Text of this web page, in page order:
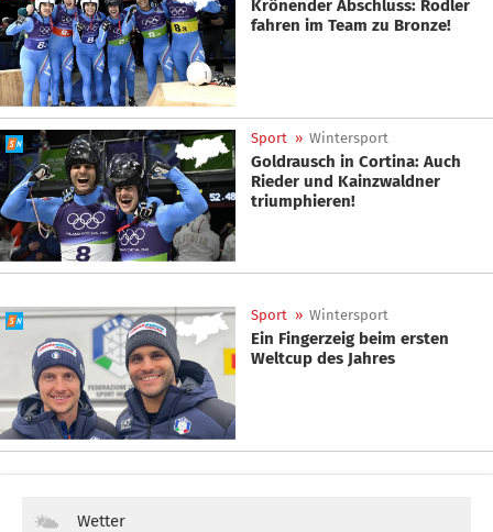
Krönender Abschluss: Rodler
fahren im Team zu Bronze!
Sport » Wintersport
Goldrausch in Cortina: Auch
Rieder und Kainzwaldner
triumphieren!
Sport » Wintersport
Ein Fingerzeig beim ersten
Weltcup des Jahres
Wetter